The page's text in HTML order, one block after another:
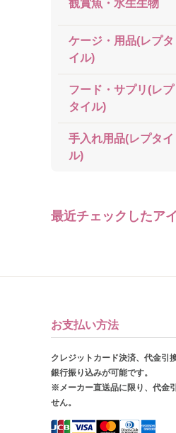
観賞魚・水生生物
ケージ・用品(レプタ
イル)
フード・サプリ(レプ
タイル)
手入れ用品(レプタイ
ル)
最近チェックしたア
お支払い方法
クレジットカード決済、代金引
銀行振り込みが可能です。
※メーカー直送品に限り、代金
せん。